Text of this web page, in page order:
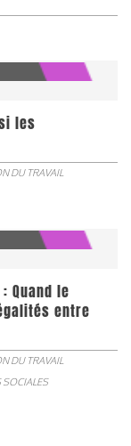
les
DU TRAVAIL
Quand le
entre
DU TRAVAIL
SOCIALES